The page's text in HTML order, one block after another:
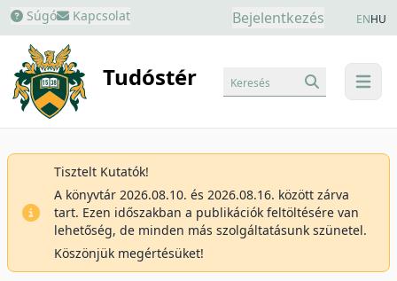
Súgó Kapcsolat Bejelentkezés ENHU
Tudóstér menu
Keresés
Tisztelt Kutatók!
A könyvtár 2026.08.10. és 2026.08.16. között zárva
tart. Ezen időszakban a publikációk feltöltésére van
lehetőség, de minden más szolgáltatásunk szünetel.
Köszönjük megértésüket!